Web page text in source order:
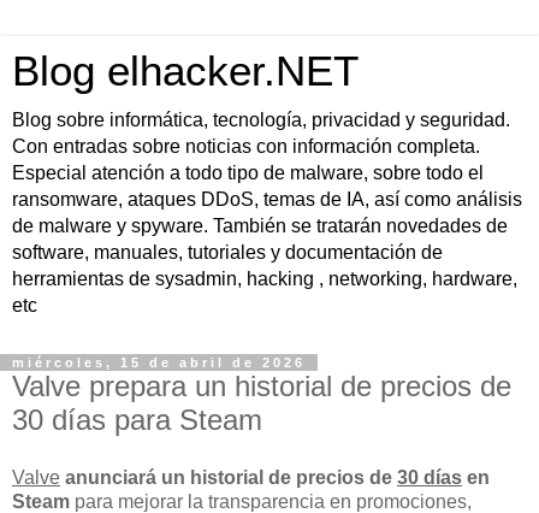
Blog elhacker.NET
Blog sobre informática, tecnología, privacidad y seguridad.
Con entradas sobre noticias con información completa.
Especial atención a todo tipo de malware, sobre todo el
ransomware, ataques DDoS, temas de IA, así como análisis
de malware y spyware. También se tratarán novedades de
software, manuales, tutoriales y documentación de
herramientas de sysadmin, hacking , networking, hardware,
etc
miércoles, 15 de abril de 2026
Valve prepara un historial de precios de
30 días para Steam
Valve anunciará un historial de precios de 30 días en
Steam para mejorar la transparencia en promociones,